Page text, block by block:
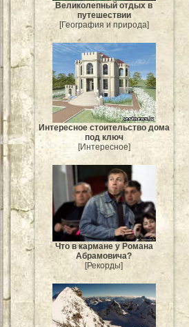
Великолепный отдых в
путешествии
[География и природа]
Интересное стоительство дома
под ключ
[Интересное]
Что в кармане у Романа
Абрамовича?
[Рекорды]